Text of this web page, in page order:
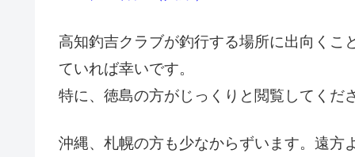
高知釣吉クラブが釣行する場所に出向くこ
ていれば幸いです。
特に、徳島の方がじっくりと閲覧してく
沖縄、札幌の方も少なからずいます。遠方